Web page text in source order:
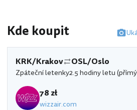
Kde koupit
KRK/Krakov OSL/Oslo
Zpáteční letenky2.5 hodiny letu
78 zł
wizzair.com